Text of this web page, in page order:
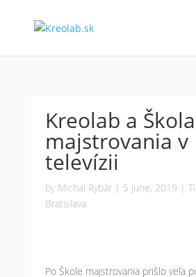
Kreolab a Škola
majstrovania v
televízii
by Michal Rybár| 5 June, 2019 |
Bratislava
Po Škole majstrovania prišlo veľa